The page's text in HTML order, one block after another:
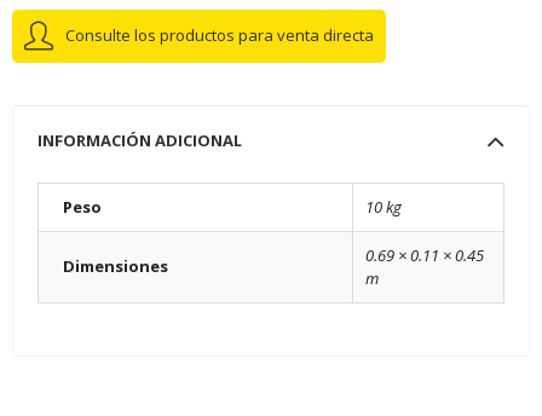
Consulte los productos para venta directa
INFORMACIÓN ADICIONAL
Peso 10 kg
Dimensiones
0.69 × 0.11 × 0.45
m